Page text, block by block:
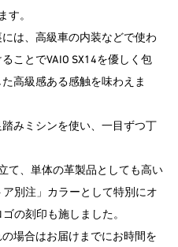
す。
は、高級車の内装などで使わ
ことでVAIO SX14を優しく包
高級感ある感触を味わえま
みミシンを使い、一目ずつ丁
て、単体の革製品としても高い
別注」カラーとして特別にオ
の刻印も施しました。
場合はお届けまでにお時間を